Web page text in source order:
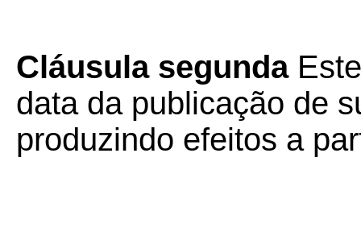
Cláusula segunda
data da publicação de
produzindo efeitos a